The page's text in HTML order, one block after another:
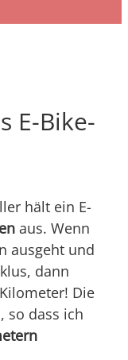
E-Bike-
hält ein E-
aus. Wenn
ausgeht und
dann
Die
so dass ich